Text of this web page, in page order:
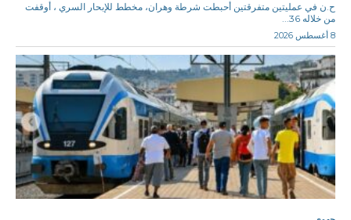
ح.ن في عمليتين متفرقتين أحبطت شرطة وهران، مخطط للإبحار السري ، أوقفت
من خلاله 36...
8 أغسطس 2026